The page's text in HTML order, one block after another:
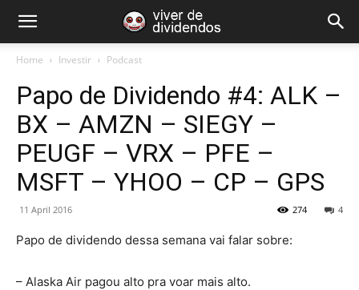
Home Investir Podcast
Papo de Dividendo #4: ALK –
BX – AMZN – SIEGY –
PEUGF – VRX – PFE –
MSFT – YHOO – CP – GPS
11 April 2016 4
274
Papo de dividendo dessa semana vai falar sobre:
– Alaska Air pagou alto pra voar mais alto.